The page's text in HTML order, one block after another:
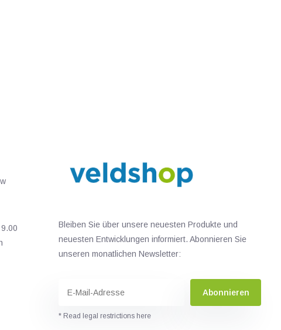
Bleiben Sie über unsere neuesten Produkte und
neuesten Entwicklungen informiert. Abonnieren Sie
unseren monatlichen Newsletter:
Abonnieren
* Read legal restrictions here